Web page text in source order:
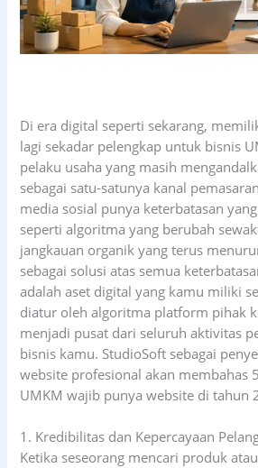
Di era digital seperti sekarang,
lagi sekadar pelengkap untuk bisnis
pelaku usaha yang masih
sebagai satu-satunya kanal
media sosial punya keterbatasan
seperti algoritma yang berubah
jangkauan organik yang terus
sebagai solusi atas semua
adalah aset digital yang kamu miliki
diatur oleh algoritma platform pihak
menjadi pusat dari seluruh aktivitas
bisnis kamu. StudioSoft sebagai
website profesional akan membahas
UMKM wajib punya website di tahun
1. Kredibilitas dan Kepercayaan
Ketika seseorang mencari produk